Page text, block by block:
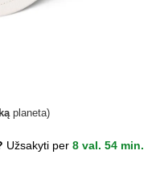
planeta)
Užsakyti per 8 val. 54 min.